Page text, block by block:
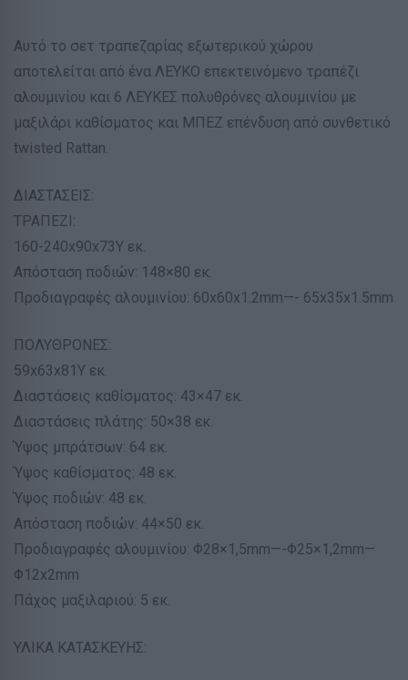
Αυτό το σετ τραπεζαρίας εξωτερικού χώρου
αποτελείται από ένα ΛΕΥΚΟ επεκτεινόμενο τραπέζι
αλουμινίου και 6 ΛΕΥΚΕΣ πολυθρόνες αλουμινίου με
μαξιλάρι καθίσματος και ΜΠΕΖ επένδυση από συνθετικό
twisted Rattan.
ΔΙΑΣΤΑΣΕΙΣ:
ΤΡΑΠΕΖΙ:
160-240x90x73Υ εκ.
Απόσταση ποδιών: 148×80 εκ.
Προδιαγραφές αλουμινίου: 60x60x1.2mm—- 65x35x1.5mm
ΠΟΛΥΘΡΟΝΕΣ:
59x63x81Υ εκ.
Διαστάσεις καθίσματος: 43×47 εκ.
Διαστάσεις πλάτης: 50×38 εκ.
Ύψος μπράτσων: 64 εκ.
Ύψος καθίσματος: 48 εκ.
Ύψος ποδιών: 48 εκ.
Απόσταση ποδιών: 44×50 εκ.
Προδιαγραφές αλουμινίου: Φ28×1,5mm—-Φ25×1,2mm—
Φ12x2mm
Πάχος μαξιλαριού: 5 εκ.
ΥΛΙΚΑ ΚΑΤΑΣΚΕΥΗΣ: